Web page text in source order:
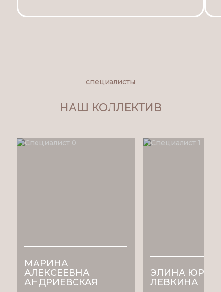
специалисты
НАШ КОЛЛЕКТИВ
МАРИНА
АЛЕКСЕЕВНА
АНДРИЕВСКАЯ
ЭЛИНА
ЛЕВКИНА